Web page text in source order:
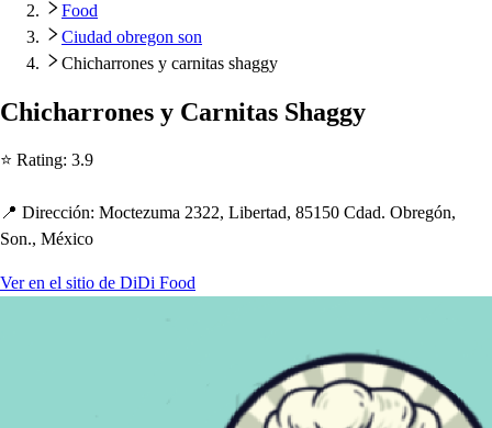
Food
Ciudad obregon son
Chicharrones y carnitas shaggy
Chicharrones y Carnitas Shaggy
⭐ Rating: 3.9
📍 Dirección: Moctezuma 2322, Libertad, 85150 Cdad. Obregón,
Son., México
Ver en el sitio de DiDi Food